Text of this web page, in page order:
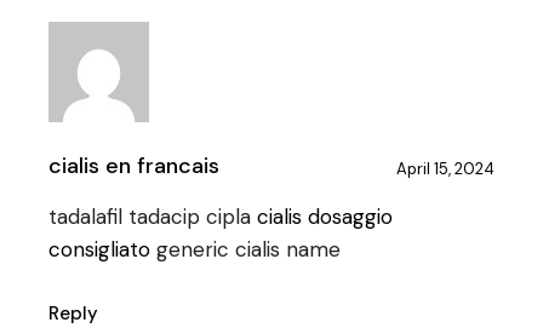
cialis en francais April 15, 2024
tadalafil tadacip cipla cialis dosaggio
consigliato generic cialis name
Reply